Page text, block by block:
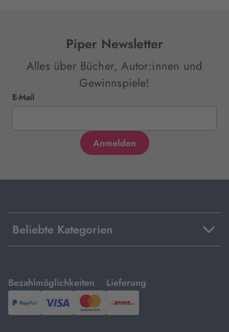
Piper Newsletter
Alles über Bücher, Autor:innen und
Gewinnspiele!
E-Mail
Beliebte Kategorien
Bezahlmöglichkeiten
mit
PayPal,Visa
und
Lieferung
mit
DHL.